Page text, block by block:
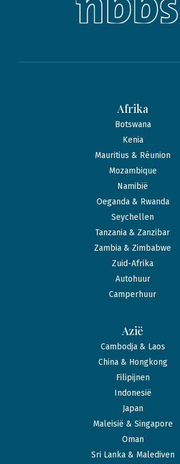
Afrika
Botswana
Kenia
Mauritius & Réunion
Mozambique
Namibië
Oeganda & Rwanda
Seychellen
Tanzania & Zanzibar
Zambia & Zimbabwe
Zuid-Afrika
Autohuur
Camperhuur
Azië
Cambodja & Laos
China & Hongkong
Filipijnen
Indonesië
Japan
Maleisië & Singapore
Oman
Sri Lanka & Malediven